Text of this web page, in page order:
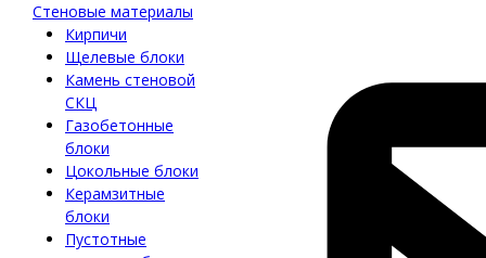
Стеновые материалы
Кирпичи
Щелевые блоки
Камень стеновой
СКЦ
Газобетонные
блоки
Цокольные блоки
Керамзитные
блоки
Пустотные